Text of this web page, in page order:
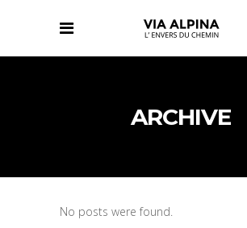
ARCHIVE
No posts were found.